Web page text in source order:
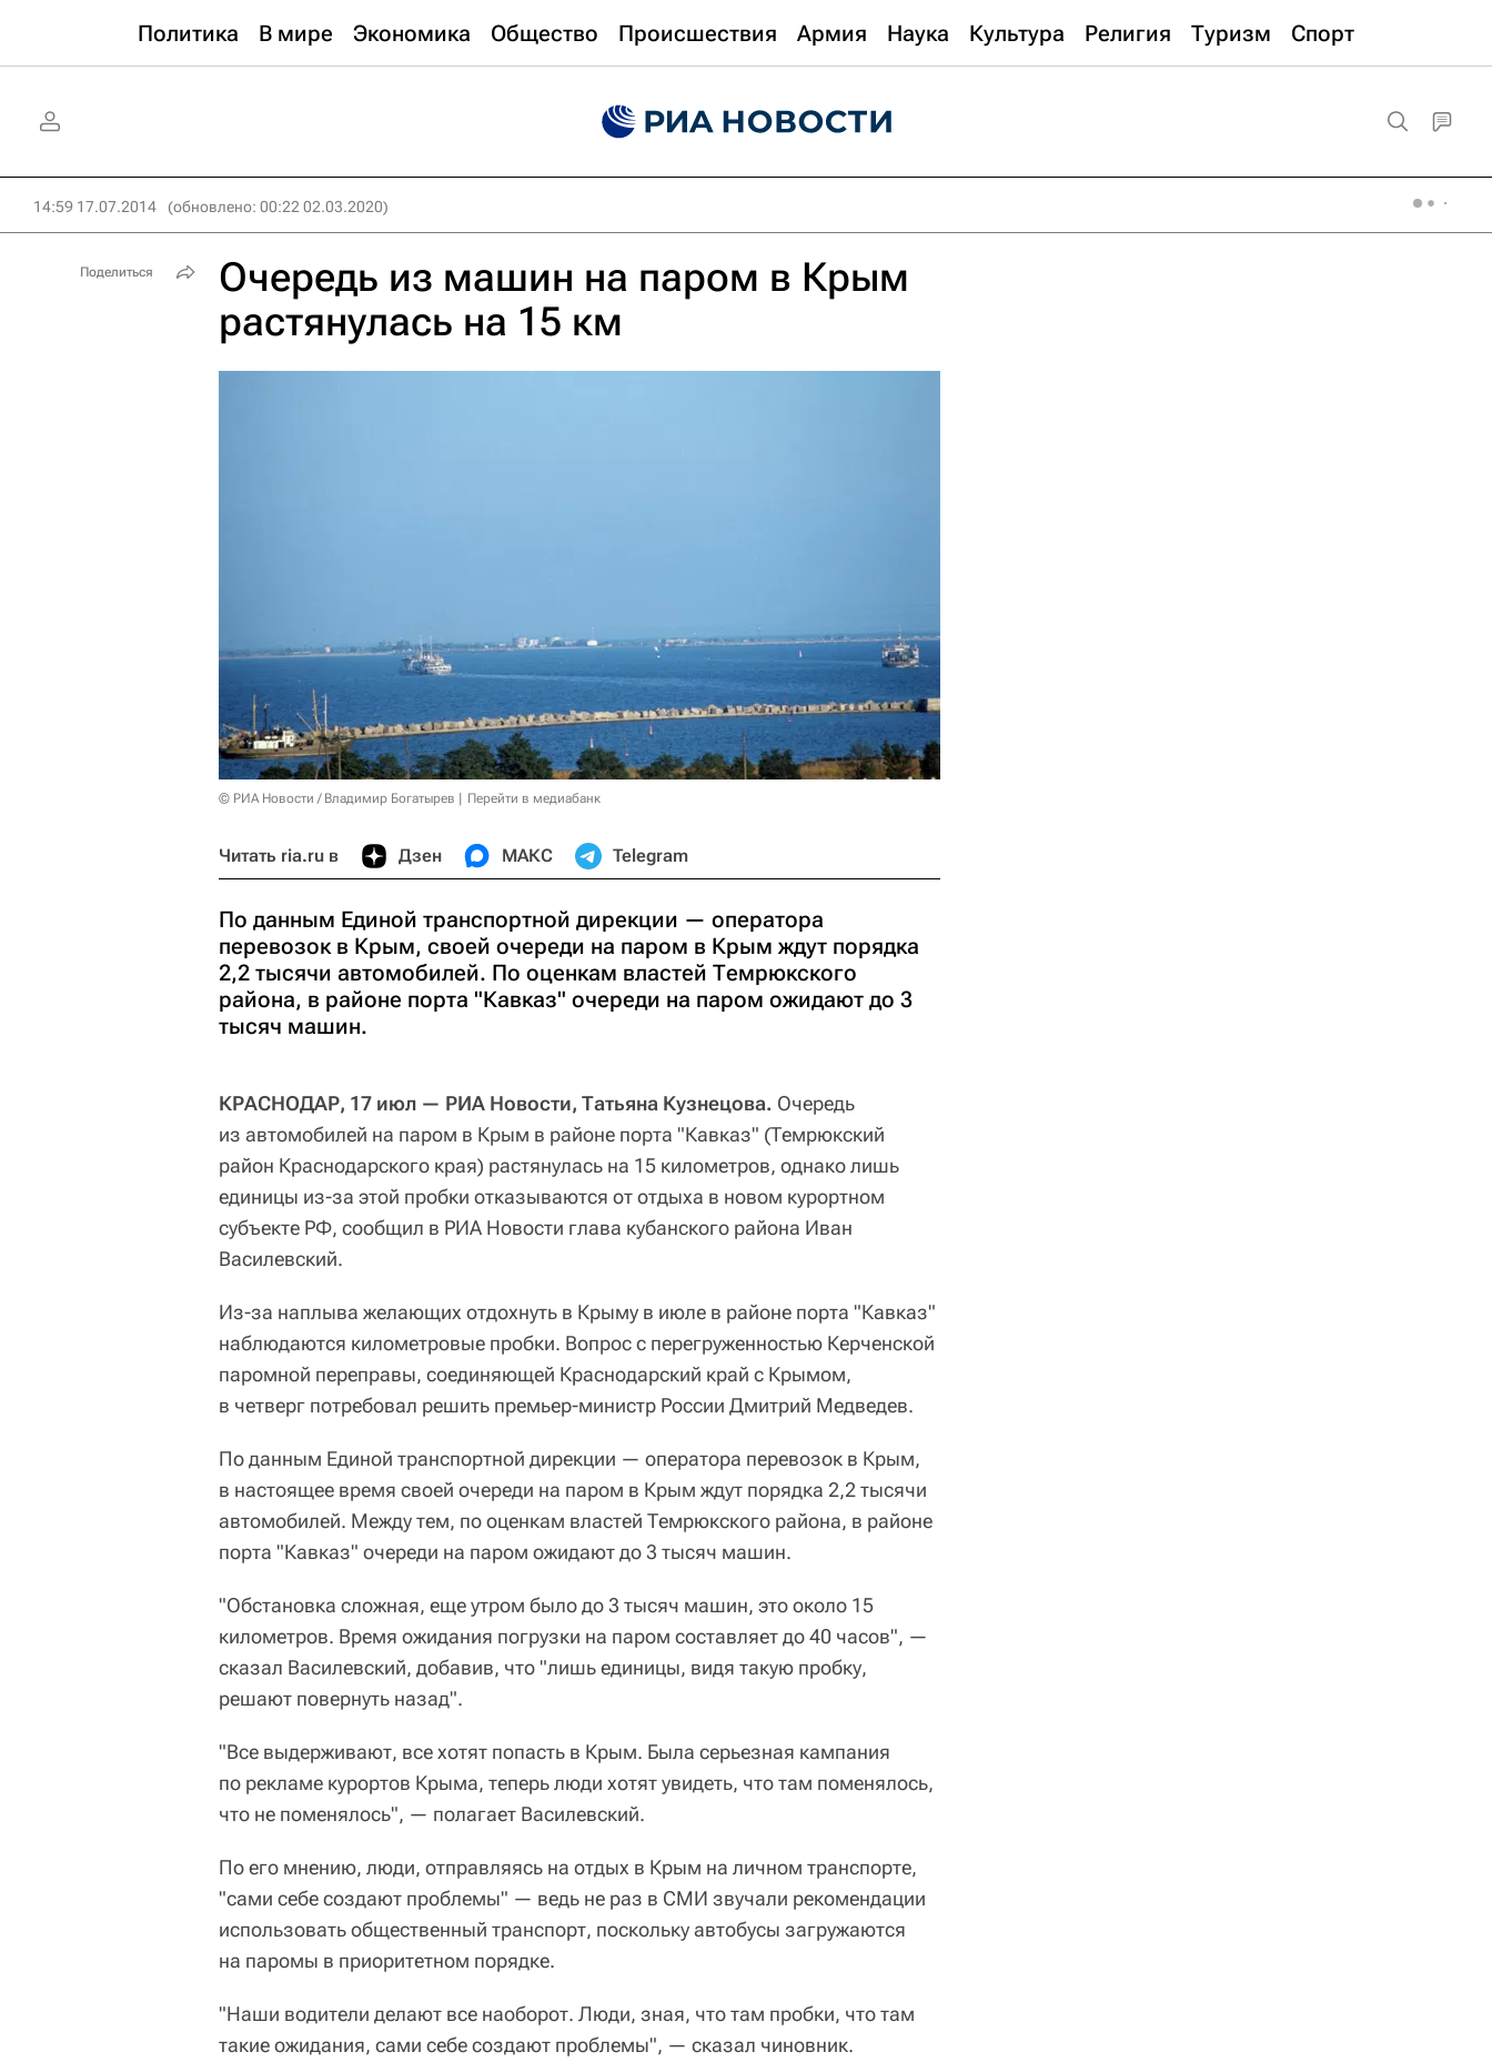
Политика В мире Экономика Общество Происшествия Армия Наука Культура Религия Туризм Спорт
14:59 17.07.2014 (обновлено: 00:22 02.03.2020)
Очередь из машин на паром в Крым
растянулась на 15 км
© РИА Новости / Владимир Богатырев Перейти в медиабанк
Читать ria.ru в Дзен МАКС Telegram
По данным Единой транспортной дирекции — оператора
перевозок в Крым, своей очереди на паром в Крым ждут порядка
2,2 тысячи автомобилей. По оценкам властей Темрюкского
района, в районе порта "Кавказ" очереди на паром ожидают до 3
тысяч машин.
КРАСНОДАР, 17 июл — РИА Новости, Татьяна Кузнецова. Очередь
из автомобилей на паром в Крым в районе порта "Кавказ" (Темрюкский
район Краснодарского края) растянулась на 15 километров, однако лишь
единицы из-за этой пробки отказываются от отдыха в новом курортном
субъекте РФ, сообщил в РИА Новости глава кубанского района Иван
Василевский.
Из-за наплыва желающих отдохнуть в Крыму в июле в районе порта "Кавказ"
наблюдаются километровые пробки. Вопрос с перегруженностью Керченской
паромной переправы, соединяющей Краснодарский край с Крымом,
в четверг потребовал решить премьер-министр России Дмитрий Медведев.
По данным Единой транспортной дирекции — оператора перевозок в Крым,
в настоящее время своей очереди на паром в Крым ждут порядка 2,2 тысячи
автомобилей. Между тем, по оценкам властей Темрюкского района, в районе
порта "Кавказ" очереди на паром ожидают до 3 тысяч машин.
"Обстановка сложная, еще утром было до 3 тысяч машин, это около 15
километров. Время ожидания погрузки на паром составляет до 40 часов", —
сказал Василевский, добавив, что "лишь единицы, видя такую пробку,
решают повернуть назад".
"Все выдерживают, все хотят попасть в Крым. Была серьезная кампания
по рекламе курортов Крыма, теперь люди хотят увидеть, что там поменялось,
что не поменялось", — полагает Василевский.
По его мнению, люди, отправляясь на отдых в Крым на личном транспорте,
"сами себе создают проблемы" — ведь не раз в СМИ звучали рекомендации
использовать общественный транспорт, поскольку автобусы загружаются
на паромы в приоритетном порядке.
"Наши водители делают все наоборот. Люди, зная, что там пробки, что там
такие ожидания, сами себе создают проблемы", — сказал чиновник.
Поделиться